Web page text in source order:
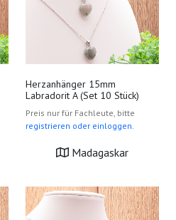
Herzanhänger 15mm
Labradorit A (Set 10 Stück)
Preis nur für Fachleute, bitte
registrieren oder einloggen.
Madagaskar